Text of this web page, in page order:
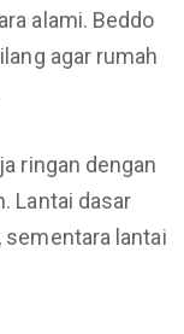
alami. Beddo
agar rumah
ringan dengan
Lantai dasar
sementara lantai